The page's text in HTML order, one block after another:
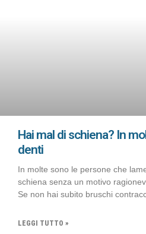
Hai mal di schiena? In
denti
In molte sono le persone che
schiena senza un motivo
Se non hai subito bruschi
LEGGI TUTTO »